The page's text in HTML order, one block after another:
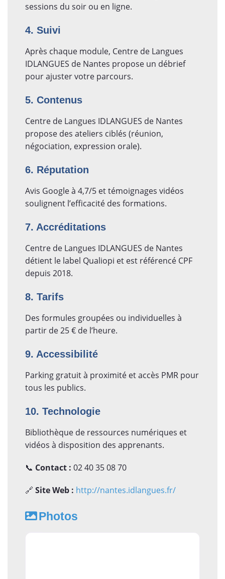
sessions du soir ou en ligne.
4. Suivi
Après chaque module, Centre de Langues
IDLANGUES de Nantes propose un débrief
pour ajuster votre parcours.
5. Contenus
Centre de Langues IDLANGUES de Nantes
propose des ateliers ciblés (réunion,
négociation, expression orale).
6. Réputation
Avis Google à 4,7/5 et témoignages vidéos
soulignent l’efficacité des formations.
7. Accréditations
Centre de Langues IDLANGUES de Nantes
détient le label Qualiopi et est référencé CPF
depuis 2018.
8. Tarifs
Des formules groupées ou individuelles à
partir de 25 € de l’heure.
9. Accessibilité
Parking gratuit à proximité et accès PMR pour
tous les publics.
10. Technologie
Bibliothèque de ressources numériques et
vidéos à disposition des apprenants.
📞 Contact : 02 40 35 08 70
🔗 Site Web : http://nantes.idlangues.fr/
Photos